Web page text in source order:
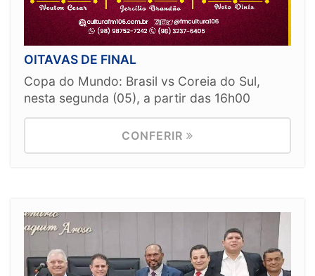
OITAVAS DE FINAL
Copa do Mundo: Brasil vs Coreia do Sul,
nesta segunda (05), a partir das 16h00
CONFERIR